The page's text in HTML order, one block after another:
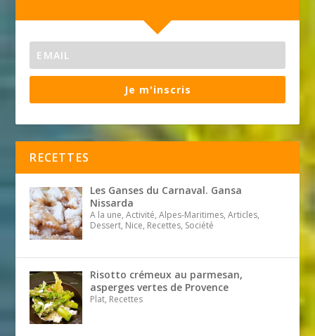
Je m'inscris
RECETTES
Les Ganses du Carnaval. Gansa
Nissarda
A la une, Activité, Alpes-Maritimes, Articles,
Dessert, Nice, Recettes, Société
Risotto crémeux au parmesan,
asperges vertes de Provence
Plat, Recettes